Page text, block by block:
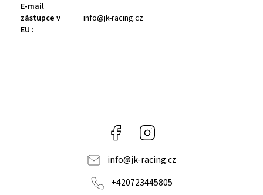
E-mail
zástupce v
EU :
info@jk-racing.cz
Facebook
info@jk-racing.cz
+420723445805